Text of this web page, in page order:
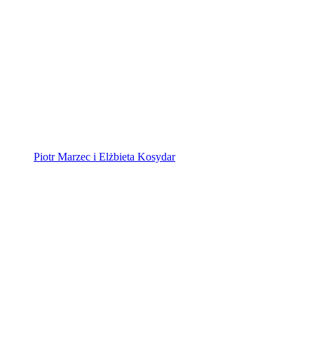
Piotr Marzec i Elżbieta Kosydar